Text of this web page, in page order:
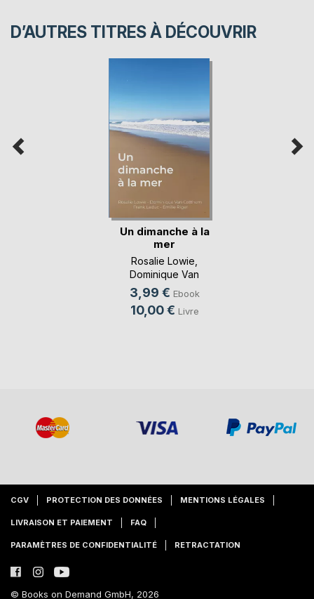
D’AUTRES TITRES À DÉCOUVRIR
Un dimanche à la
mer
Rosalie Lowie
Dominique Van
Cotthem
3,99 € Ebook
10,00 € Livre
CGV PROTECTION DES DONNÉES MENTIONS LÉGALES
LIVRAISON ET PAIEMENT FAQ
PARAMÈTRES DE CONFIDENTIALITÉ RETRACTATION
© Books on Demand GmbH, 2026